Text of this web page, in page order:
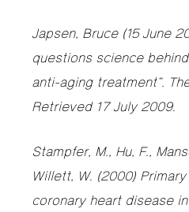
Japsen, Bruce (15 June
questions science
anti-aging treatment”.
Retrieved 17 July 2009.
Stampfer, M., Hu, F.,
Willett, W. (2000)
coronary heart disease